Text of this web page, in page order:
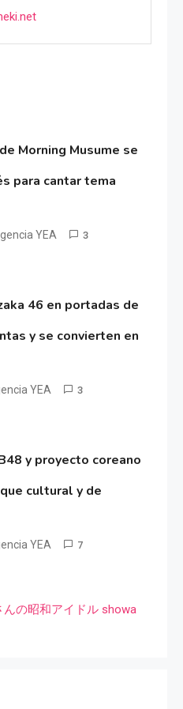
Morning Musume se
para cantar tema
YEA 3
46 en portadas de
y se convierten en
YEA 3
y proyecto coreano
cultural y de
YEA 7
んの昭和アイドル showa